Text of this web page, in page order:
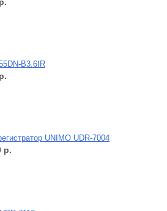
р.
B3.6IR
р.
UNIMO UDR-7004
р.